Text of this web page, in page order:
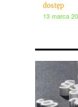
dostęp
13 marca